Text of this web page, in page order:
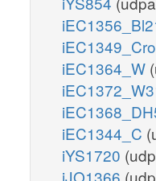
iEC1364_W
iEC1344_C
iYS1720